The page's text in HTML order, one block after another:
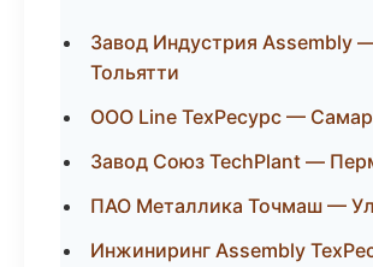
Завод Индустрия Assembly
Тольятти
ООО Line ТехРесурс —
Завод Союз TechPlant —
ПАО Металлика Точмаш —
Инжиниринг Assembly